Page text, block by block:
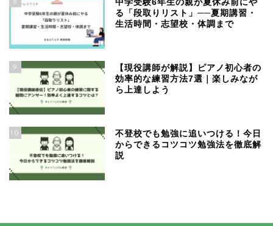
中学受験6年生の親が夏休み前にや
る「段取りリスト」──夏期講習・
生活時間・志望校・体調まで
9
【現役講師が解説】ピアノ初心者の
効率的な練習方法7選｜楽しみなが
ら上達しよう
10
不登校でも勉強に追いつける！今日
からできるコツコツ勉強法を徹底解
説